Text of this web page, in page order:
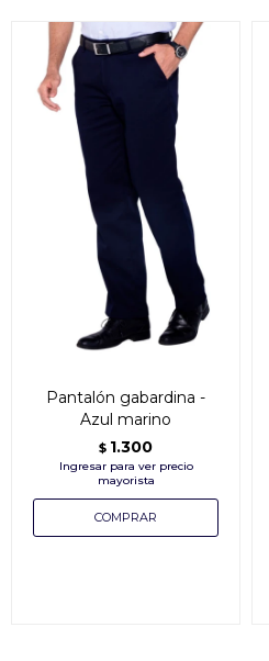
Pantalón gabardina -
Azul marino
$ 1.300